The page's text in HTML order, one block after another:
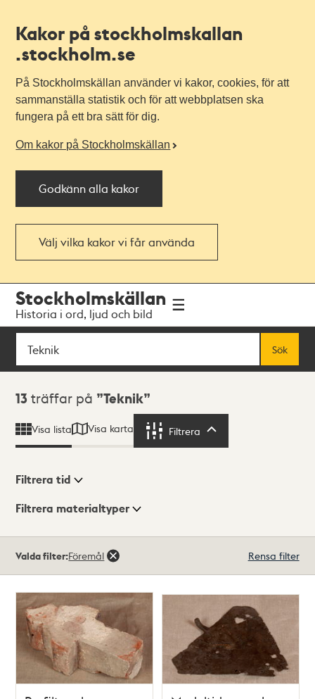
Kakor på stockholmskallan
.stockholm.se
På Stockholmskällan använder vi kakor, cookies, för att
sammanställa statistik och för att webbplatsen ska
fungera på ett bra sätt för dig.
Om kakor på Stockholmskällan
Godkänn alla kakor
Välj vilka kakor vi får använda
navigationen
huvudinnehållet
Stockholmskällan
Historia i ord, ljud och bild
Sök
Sök
Sökresultat
13 träffar på Teknik
Visa lista Visa karta Filtrera
Visningsläge
Filtrera tid
Filtrera materialtyper
träffar
Valda filter:Föremål Rensa filter